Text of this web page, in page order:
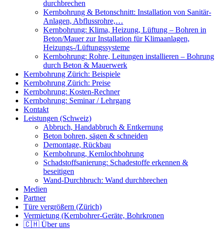
durchbrechen
Kernbohrung & Betonschnitt: Installation von Sanitär-
Anlagen, Abflussrohre,…
Kernbohrung: Klima, Heizung, Lüftung – Bohren in
Beton/Mauer zur Installation für Klimaanlagen,
Heizungs-/Lüftungssysteme
Kernbohrung: Rohre, Leitungen installieren – Bohrung
durch Beton & Mauerwerk
Kernbohrung Zürich: Beispiele
Kernbohrung Zürich: Preise
Kernbohrung: Kosten-Rechner
Kernbohrung: Seminar / Lehrgang
Kontakt
Leistungen (Schweiz)
Abbruch, Handabbruch & Entkernung
Beton bohren, sägen & schneiden
Demontage, Rückbau
Kernbohrung, Kernlochbohrung
Schadstoffsanierung: Schadestoffe erkennen &
beseitigen
Wand-Durchbruch: Wand durchbrechen
Medien
Partner
Türe vergrößern (Zürich)
Vermietung (Kernbohrer-Geräte, Bohrkronen
🇨🇭 Über uns